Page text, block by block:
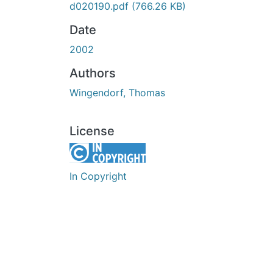
d020190.pdf (766.26 KB)
Date
2002
Authors
Wingendorf, Thomas
License
In Copyright